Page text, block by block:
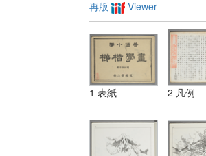
再版 Viewer
1 表紙 2 凡例